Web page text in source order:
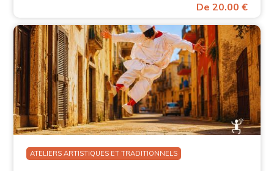
De 20.00 €
ATELIERS ARTISTIQUES ET TRADITIONNELS